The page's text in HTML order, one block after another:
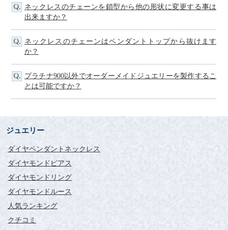
ありがとうございました。
これからもサイトを楽しみにみさせていただきます。
キラキラ光ってずっと見と
れています。
評価：
にキラキラ光ってずっと見とれています。
も初めてだったので届くまで凄く不安でしたが、届いたネック
レスは本当に綺麗でこちらのお店に出会えて良かったです！
購入します。
ありがとうございました。
ネックレスのチェーンを鎖型から他の形状に変更する事は
出来ますか？
ネックレスのチェーンはペンダントトップから抜けます
か？
プラチナ900以外でオーダーメイドジュエリーを製作するこ
とは可能ですか？
ジュエリー
ダイヤペンダントネックレス
ダイヤモンドピアス
ダイヤモンドリング
ダイヤモンドルース
人気ランキング
クチコミ